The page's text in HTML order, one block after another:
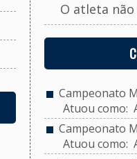
O atleta
Campeonato
Atuou como:
Campeonato
Atuou como: